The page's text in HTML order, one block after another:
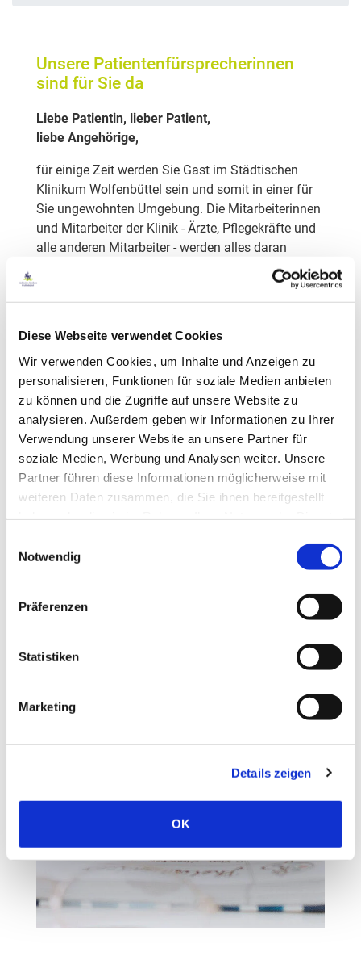
Diese Webseite verwendet Cookies
Wir verwenden Cookies, um Inhalte und Anzeigen zu
personalisieren, Funktionen für soziale Medien anbieten
zu können und die Zugriffe auf unsere Website zu
analysieren. Außerdem geben wir Informationen zu Ihrer
Verwendung unserer Website an unsere Partner für
soziale Medien, Werbung und Analysen weiter. Unsere
Partner führen diese Informationen möglicherweise mit
weiteren Daten zusammen, die Sie ihnen bereitgestellt
Cookies, wenn Sie unsere Webseite weiterhin nutzen.
Notwendig
Präferenzen
Statistiken
Marketing
Details zeigen
OK
Unsere Patientenfürsprecherinnen
sind für Sie da
Liebe Patientin, lieber Patient,
liebe Angehörige,
für einige Zeit werden Sie Gast im Städtischen
Klinikum Wolfenbüttel sein und somit in einer für
Sie ungewohnten Umgebung. Die Mitarbeiterinnen
und Mitarbeiter der Klinik - Ärzte, Pflegekräfte und
alle anderen Mitarbeiter - werden alles daran
setzen, dass Sie sich geborgen fühlen und
möglichst schnell genesen.
und den behandelnden Ärzten und
Schwestern/Pflegern soll wesentlich zu Ihrer
Genesung beitragen. Trotz aller Bemühungen kann
es zu Missverständnissen und Problemen
kommen. In diesen Fällen und auch in jeder
anderen Situation können Sie sich an die
Patientenfürsprecherinnen des Klinikums wenden,
sievertreten Ihre Interessen und Belange.
Patientenfürsprecher sind in ihrem Ehrenamt vom
. Sie werden individuelle Sachverhalte
und auch kritische Dinge an der richtigen Stelle für